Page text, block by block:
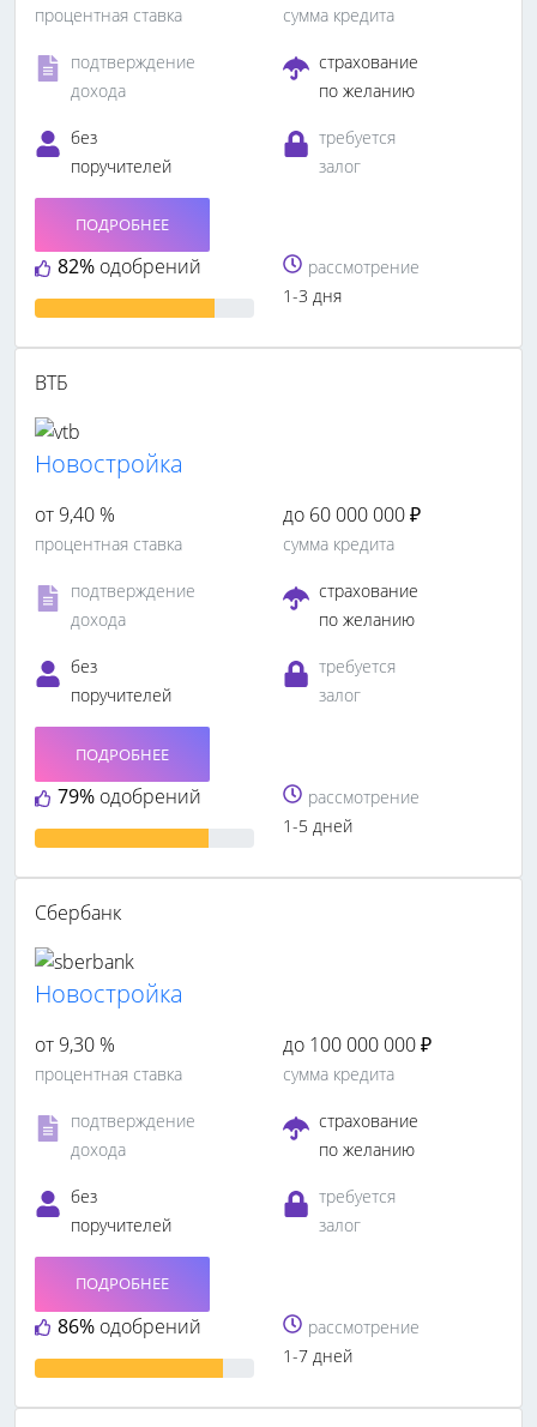
процентная ставка сумма кредита
подтверждение
дохода
страхование
по желанию
без
поручителей
требуется
залог
82% одобрений
ПОДРОБНЕЕ
рассмотрение
1-3 дня
ВТБ
Новостройка
от 9,40 %
процентная ставка
до 60 000 000 ₽
сумма кредита
подтверждение
дохода
страхование
по желанию
без
поручителей
требуется
залог
79% одобрений
ПОДРОБНЕЕ
рассмотрение
1-5 дней
Сбербанк
Новостройка
от 9,30 %
процентная ставка
до 100 000 000 ₽
сумма кредита
подтверждение
дохода
страхование
по желанию
без
поручителей
требуется
залог
86% одобрений
ПОДРОБНЕЕ
рассмотрение
1-7 дней